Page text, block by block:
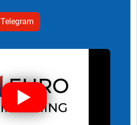
Telegram